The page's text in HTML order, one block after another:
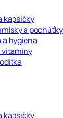
kapsičky
a pochúťky
a hygiena
vitamíny
kapsičky